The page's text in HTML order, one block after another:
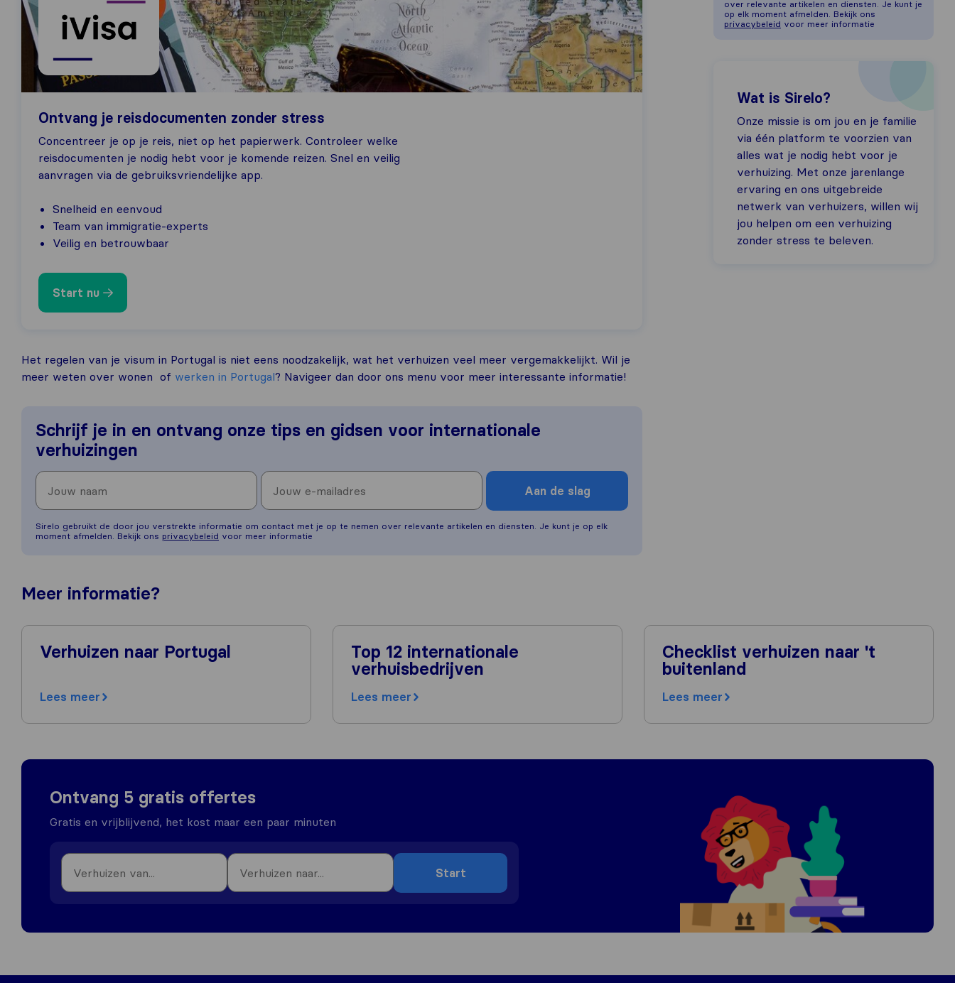
Ontvang je reisdocumenten zonder stress
Concentreer je op je reis, niet op het papierwerk. Controleer welke
reisdocumenten je nodig hebt voor je komende reizen. Snel en veilig
aanvragen via de gebruiksvriendelijke app.
Snelheid en eenvoud
Team van immigratie-experts
Veilig en betrouwbaar
Start nu
Het regelen van je visum in Portugal is niet eens noodzakelijk, wat het verhuizen veel meer vergemakkelijkt. Wil je
meer weten over wonen of werken in Portugal? Navigeer dan door ons menu voor meer interessante informatie!
Schrijf je in en ontvang onze tips en gidsen voor internationale
verhuizingen
Aan de slag
Sirelo gebruikt de door jou verstrekte informatie om contact met je op te nemen over relevante artikelen en diensten. Je kunt je op elk
moment afmelden. Bekijk ons privacybeleid voor meer informatie
over relevante artikelen en diensten. Je kunt je
op elk moment afmelden. Bekijk ons
privacybeleid voor meer informatie
Wat is Sirelo?
Onze missie is om jou en je familie
via één platform te voorzien van
alles wat je nodig hebt voor je
verhuizing. Met onze jarenlange
ervaring en ons uitgebreide
netwerk van verhuizers, willen wij
jou helpen om een verhuizing
zonder stress te beleven.
Meer informatie?
Verhuizen naar Portugal
Lees meer
Top 12 internationale
verhuisbedrijven
Lees meer
Checklist verhuizen naar 't
buitenland
Lees meer
Ontvang 5 gratis offertes
Gratis en vrijblijvend, het kost maar een paar minuten
Start